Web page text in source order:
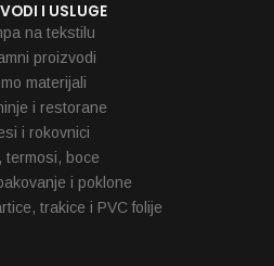
I USLUGE
na tekstilu
proizvodi
materijali
i restorane
i rokovnici
termosi, boce
i poklone
trakice i PVC folije